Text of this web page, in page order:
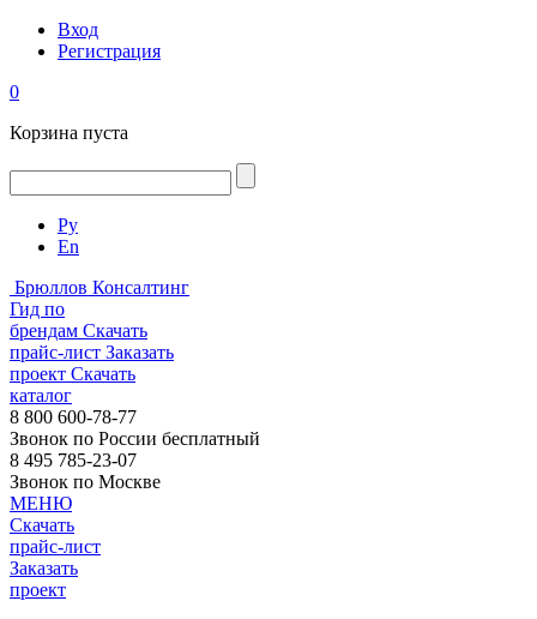
Вход
Регистрация
0
Корзина пуста
Ру
En
Брюллов Консалтинг
Гид по
брендам Скачать
прайс-лист Заказать
проект Скачать
каталог
8 800 600-78-77
Звонок по России бесплатный
8 495 785-23-07
Звонок по Москве
МЕНЮ
Скачать
прайс-лист
Заказать
проект